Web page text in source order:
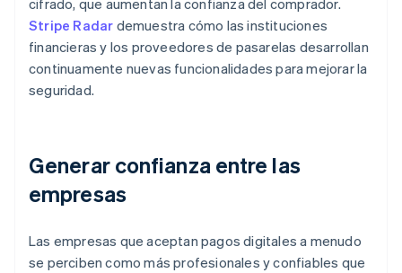
cifrado, que aumentan la confianza del comprador.
Stripe Radar demuestra cómo las instituciones
financieras y los proveedores de pasarelas desarrollan
continuamente nuevas funcionalidades para mejorar la
seguridad.
Generar confianza entre las
empresas
Las empresas que aceptan pagos digitales a menudo
se perciben como más profesionales y confiables que